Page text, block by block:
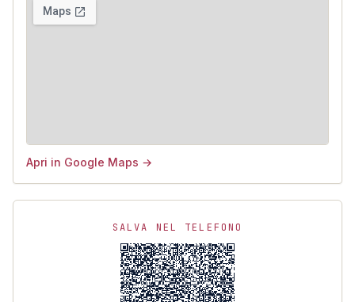
Apri in Google Maps →
SALVA NEL TELEFONO